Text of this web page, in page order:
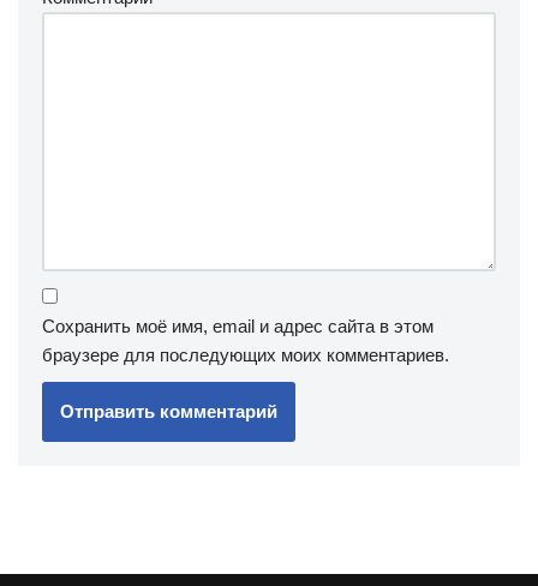
Сохранить моё имя, email и адрес сайта в этом
браузере для последующих моих комментариев.